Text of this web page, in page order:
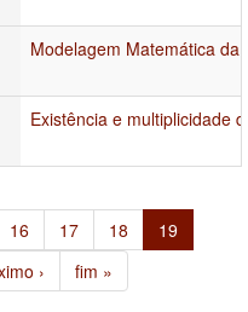
Modelagem Matemática
Existência e multiplicidade
16 17 18
19
› fim »